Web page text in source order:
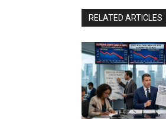
RELATED ARTICLES